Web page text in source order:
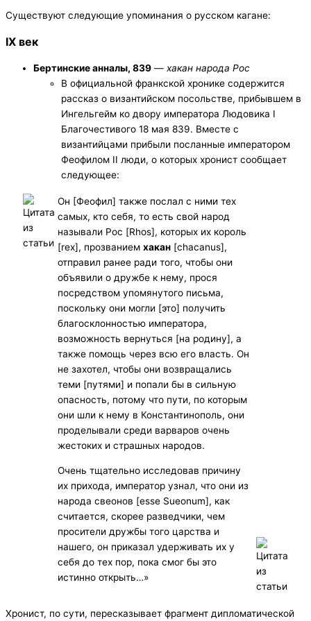
Существуют следующие упоминания о русском кагане:
IX век
Бертинские анналы, 839 — хакан народа Рос
В официальной франкской хронике содержится
рассказ о византийском посольстве, прибывшем в
Ингельгейм ко двору императора Людовика I
Благочестивого 18 мая 839. Вместе с
византийцами прибыли посланные императором
Феофилом II люди, о которых хронист сообщает
следующее:
Он [Феофил] также послал с ними тех
самых, кто себя, то есть свой народ
называли Рос [Rhos], которых их король
[rex], прозванием хакан [chacanus],
отправил ранее ради того, чтобы они
объявили о дружбе к нему, прося
посредством упомянутого письма,
поскольку они могли [это] получить
благосклонностью императора,
возможность вернуться [на родину], а
также помощь через всю его власть. Он
не захотел, чтобы они возвращались
теми [путями] и попали бы в сильную
опасность, потому что пути, по которым
они шли к нему в Константинополь, они
проделывали среди варваров очень
жестоких и страшных народов.
Очень тщательно исследовав причину
их прихода, император узнал, что они из
народа свеонов [esse Sueonum], как
считается, скорее разведчики, чем
просители дружбы того царства и
нашего, он приказал удерживать их у
себя до тех пор, пока смог бы это
истинно открыть…»
Хронист, по сути, пересказывает фрагмент дипломатической